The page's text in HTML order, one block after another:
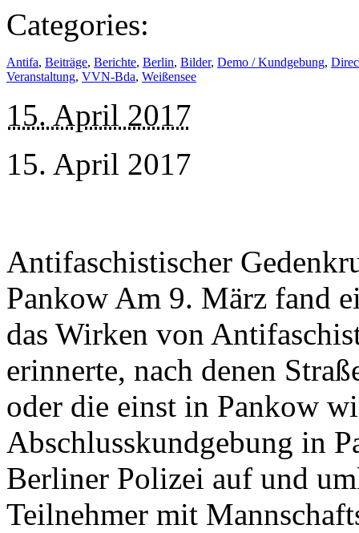
Categories:
Antifa, Beiträge, Berichte, Berlin, Bilder, Demo / Kundgebung,
Veranstaltung, VVN-Bda, Weißensee
15. April 2017
15. April 2017
Antifaschistischer
Pankow Am 9. März fand
das Wirken von
erinnerte, nach denen
oder die einst in Pankow
Abschlusskundgebung in
Berliner Polizei auf und
Teilnehmer mit